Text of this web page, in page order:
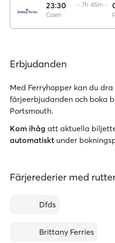
23:30
Caen
·· 7h 45m ··
Erbjudanden
Med Ferryhopper kan du
färjeerbjudanden och boka
Portsmouth.
Kom ihåg att aktuella
automatiskt under
Färjerederier med
Dfds
Brittany Ferries